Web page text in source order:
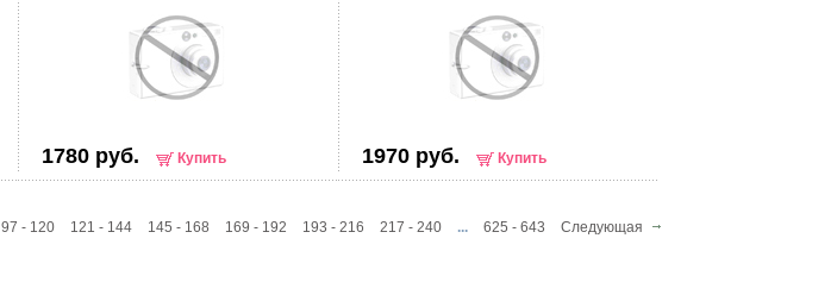
1780 руб. Купить 1970 руб. Купить
97 - 120 121 - 144 145 - 168 169 - 192 193 - 216 217 - 240 ... 625 - 643 Следующая